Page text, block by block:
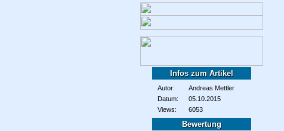
Infos zum Artikel
Autor:
Andreas Mettler
Datum:
05.10.2015
Views:
6053
Bewertung